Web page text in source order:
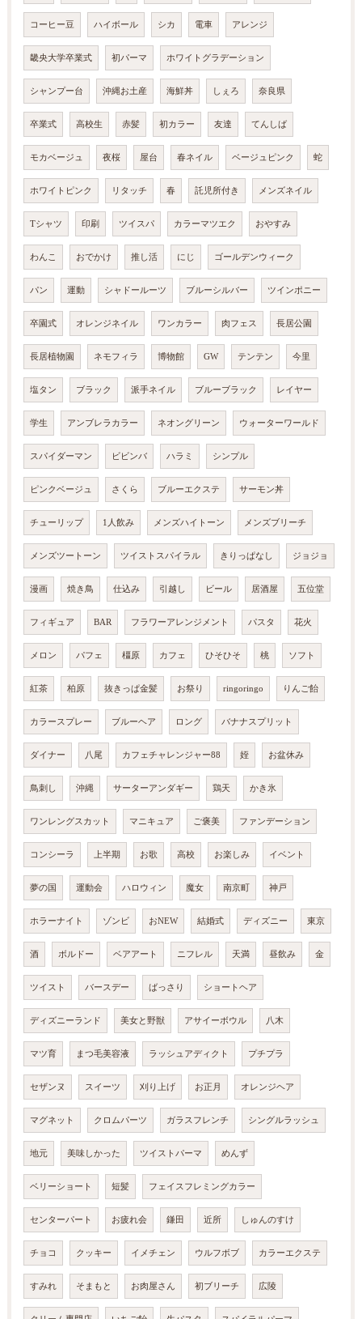
コーヒー豆 ハイボール シカ 電車 アレンジ
畿央大学卒業式 初パーマ ホワイトグラデーション
シャンプー台 沖縄お土産 海鮮丼 しぇろ 奈良県
卒業式 高校生 赤髪 初カラー 友達 てんしば
モカベージュ 夜桜 屋台 春ネイル ベージュピンク 蛇
ホワイトピンク リタッチ 春 託児所付き メンズネイル
Tシャツ 印刷 ツイスパ カラーマツエク おやすみ
わんこ おでかけ 推し活 にじ ゴールデンウィーク
パン 運動 シャドールーツ ブルーシルバー ツインポニー
卒園式 オレンジネイル ワンカラー 肉フェス 長居公園
長居植物園 ネモフィラ 博物館 GW テンテン 今里
塩タン ブラック 派手ネイル ブルーブラック レイヤー
学生 アンブレラカラー ネオングリーン ウォーターワールド
スパイダーマン ビビンバ ハラミ シンプル
ピンクベージュ さくら ブルーエクステ サーモン丼
チューリップ 1人飲み メンズハイトーン メンズブリーチ
メンズツートーン ツイストスパイラル きりっぱなし ジョジョ
漫画 焼き鳥 仕込み 引越し ビール 居酒屋 五位堂
フィギュア BAR フラワーアレンジメント パスタ 花火
メロン パフェ 橿原 カフェ ひそひそ 桃 ソフト
紅茶 柏原 抜きっぱ金髪 お祭り ringoringo りんご飴
カラースプレー ブルーヘア ロング バナナスプリット
ダイナー 八尾 カフェチャレンジャー88 姪 お盆休み
鳥刺し 沖縄 サーターアンダギー 鶏天 かき氷
ワンレングスカット マニキュア ご褒美 ファンデーション
コンシーラ 上半期 お歌 高校 お楽しみ イベント
夢の国 運動会 ハロウィン 魔女 南京町 神戸
ホラーナイト ゾンビ おNEW 結婚式 ディズニー 東京
酒 ボルドー ベアアート ニフレル 天満 昼飲み 金
ツイスト バースデー ばっさり ショートヘア
ディズニーランド 美女と野獣 アサイーボウル 八木
マツ育 まつ毛美容液 ラッシュアディクト プチプラ
セザンヌ スイーツ 刈り上げ お正月 オレンジヘア
マグネット クロムパーツ ガラスフレンチ シングルラッシュ
地元 美味しかった ツイストパーマ めんず
ベリーショート 短髪 フェイスフレミングカラー
センターパート お疲れ会 鎌田 近所 しゅんのすけ
チョコ クッキー イメチェン ウルフボブ カラーエクステ
すみれ そまもと お肉屋さん 初ブリーチ 広陵